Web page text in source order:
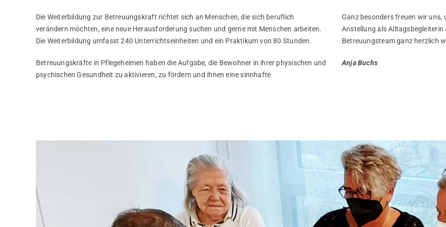
Die Weiterbildung zur Betreuungskraft richtet sich an Menschen, die sich beruflich
verändern möchten, eine neue Herausforderung suchen und gerne mit Menschen arbeiten.
Die Weiterbildung umfasst 240 Unterrichtseinheiten und ein Praktikum von 80 Stunden.
Betreuungskräfte in Pflegeheimen haben die Aufgabe, die Bewohner in ihrer physischen und
psychischen Gesundheit zu aktivieren, zu fördern und ihnen eine sinnhafte
Ganz besonders freuen wir
Anstellung als Alltagsbegleiterin
Betreuungsteam ganz herzlich
Anja Buchs